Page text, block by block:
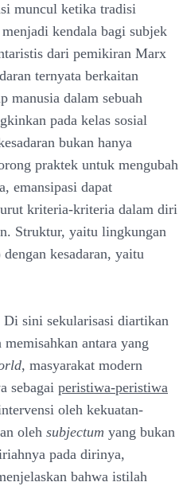
muncul ketika tradisi
kendala bagi subjek
dari pemikiran Marx
ternyata berkaitan
manusia dalam sebuah
pada kelas sosial
bukan hanya
praktek untuk mengubah
emansipasi dapat
kriteria-kriteria dalam diri
Struktur, yaitu lingkungan
kesadaran, yaitu
Di sini sekularisasi diartikan
antara yang
, masyarakat modern
sebagai peristiwa-peristiwa
oleh kekuatan-
oleh subjectum yang bukan
pada dirinya,
bahwa istilah